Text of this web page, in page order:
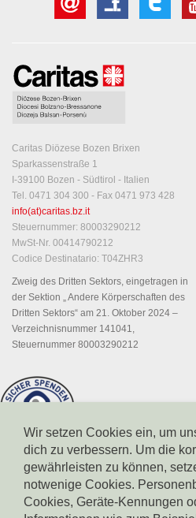
Caritas Diözese Bozen Brixen
Sparkassenstraße 1
I-39100 Bozen - Südtirol - Italien
Tel. 0471 304 300 - Fax 0471 973 428
info(at)caritas.bz.it
Steuernummer: 80003290212
MwSt-Nr. 00414790212
Codice Destinatario: T04ZHR3
Zweig des Dritten Sektors, eingetragen in
der Sektion „ Andere Körperschaften des
Dritten Sektors“ am 21. Oktober 2024 –
Verzeichnisnummer 141041,
Steuernummer 80003290212
Wir setzen Cookies ein, um
dich zu verbessern. Um die
gewährleisten zu können,
notwenige Cookies.
Cookies, Geräte-Kennungen